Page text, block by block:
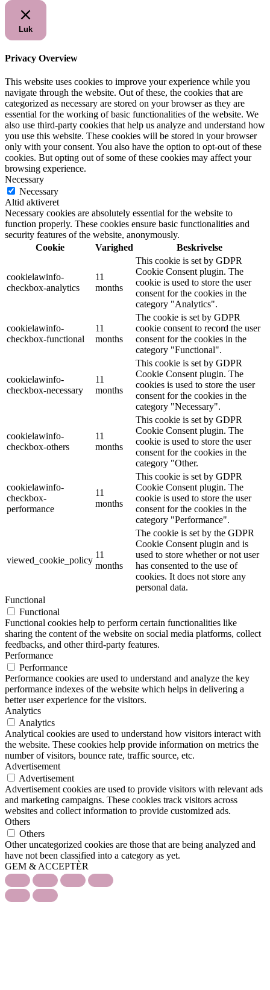
Luk
Privacy Overview
This website uses cookies to improve your experience while you
navigate through the website. Out of these, the cookies that are
categorized as necessary are stored on your browser as they are
essential for the working of basic functionalities of the website. We
also use third-party cookies that help us analyze and understand how
you use this website. These cookies will be stored in your browser
only with your consent. You also have the option to opt-out of these
cookies. But opting out of some of these cookies may affect your
browsing experience.
Necessary
Necessary
Altid aktiveret
Necessary cookies are absolutely essential for the website to
function properly. These cookies ensure basic functionalities and
security features of the website, anonymously.
Cookie
Varighed Beskrivelse
cookielawinfo-
checkbox-analytics
11
months
This cookie is set by GDPR
Cookie Consent plugin. The
cookie is used to store the user
consent for the cookies in the
category "Analytics".
cookielawinfo-
checkbox-functional
11
months
The cookie is set by GDPR
cookie consent to record the user
consent for the cookies in the
category "Functional".
cookielawinfo-
checkbox-necessary
11
months
This cookie is set by GDPR
Cookie Consent plugin. The
cookies is used to store the user
consent for the cookies in the
category "Necessary".
cookielawinfo-
checkbox-others
11
months
This cookie is set by GDPR
Cookie Consent plugin. The
cookie is used to store the user
consent for the cookies in the
category "Other.
cookielawinfo-
checkbox-
performance
11
months
This cookie is set by GDPR
Cookie Consent plugin. The
cookie is used to store the user
consent for the cookies in the
category "Performance".
viewed_cookie_policy
11
months
The cookie is set by the GDPR
Cookie Consent plugin and is
used to store whether or not user
has consented to the use of
cookies. It does not store any
personal data.
Functional
Functional
Functional cookies help to perform certain functionalities like
sharing the content of the website on social media platforms, collect
feedbacks, and other third-party features.
Performance
Performance
Performance cookies are used to understand and analyze the key
performance indexes of the website which helps in delivering a
better user experience for the visitors.
Analytics
Analytics
Analytical cookies are used to understand how visitors interact with
the website. These cookies help provide information on metrics the
number of visitors, bounce rate, traffic source, etc.
Advertisement
Advertisement
Advertisement cookies are used to provide visitors with relevant ads
and marketing campaigns. These cookies track visitors across
websites and collect information to provide customized ads.
Others
Others
Other uncategorized cookies are those that are being analyzed and
have not been classified into a category as yet.
GEM & ACCEPTÈR